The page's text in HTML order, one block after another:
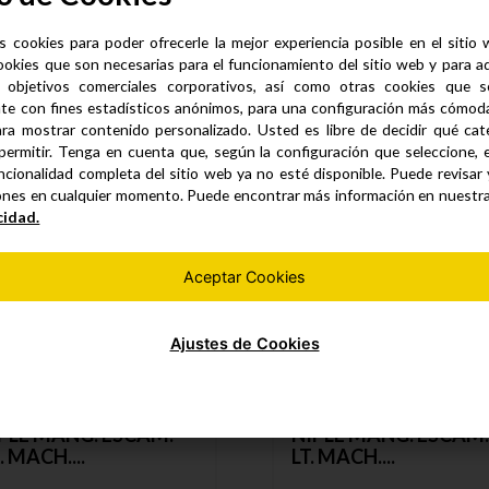
Productos similares
MANG. ESCAM.
MACH....
NIPLE MANG. ESCAM.
LT. MACH....
cookies para poder ofrecerle la mejor experiencia posible en el sitio
que son necesarias para el funcionamiento del sitio web y para
objetivos comerciales corporativos, así como otras cookies que
con fines estadísticos anónimos, para una configuración más
mostrar contenido personalizado. Usted es libre de decidir qué
Tenga en cuenta que, según la configuración que seleccione,
completa del sitio web ya no esté disponible. Puede revisar
en cualquier momento. Puede encontrar más información en nuestra
Aceptar Cookies
Ajustes de Cookies